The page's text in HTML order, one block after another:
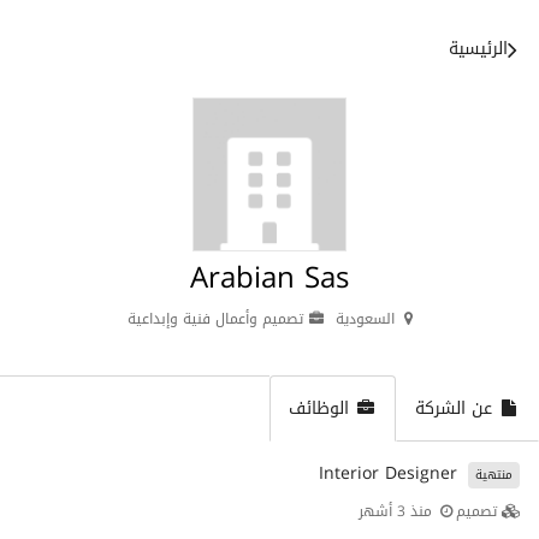
الرئيسية
Arabian Sas
السعودية تصميم وأعمال فنية وإبداعية
عن الشركة الوظائف
منتهية
تصميم منذ 3 أشهر